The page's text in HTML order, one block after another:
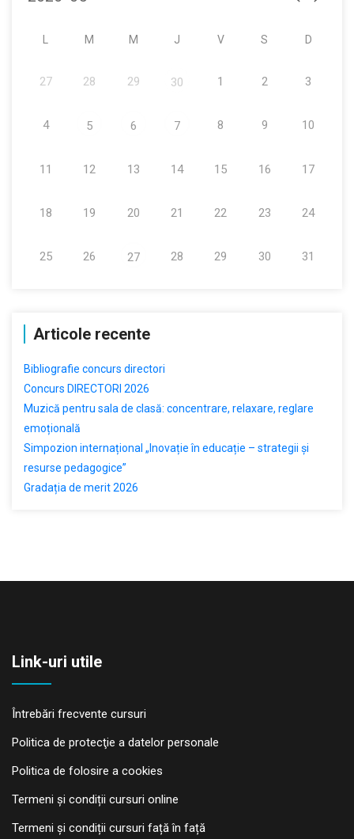
M M J V S D
27 28 29 30 1 2 3
4 5 6 7 8 9 10
11 12 13 14 15 16 17
18 19 20 21 22 23 24
25 26 27 28 29 30 31
Articole recente
Bibliografie concurs directori
Concurs DIRECTORI 2026
Muzică pentru sala de clasă: concentrare, relaxare, reglare
emoțională
Simpozion internațional „Inovație în educație – strategii și
resurse pedagogice”
Gradația de merit 2026
Link-uri utile
Întrebări frecvente cursuri
Politica de protecţie a datelor personale
Politica de folosire a cookies
Termeni și condiții cursuri online
Termeni și condiții cursuri față în față